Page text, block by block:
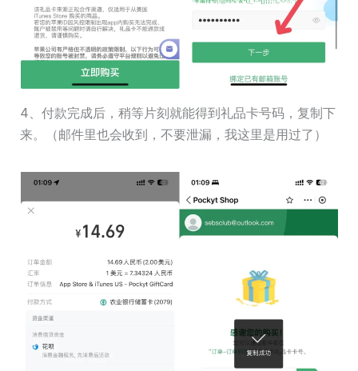
4、付款完成后，稍等片刻就能得到礼品卡号码，复制下
来。（邮件里也会收到，不要泄漏，我这里是用过了）